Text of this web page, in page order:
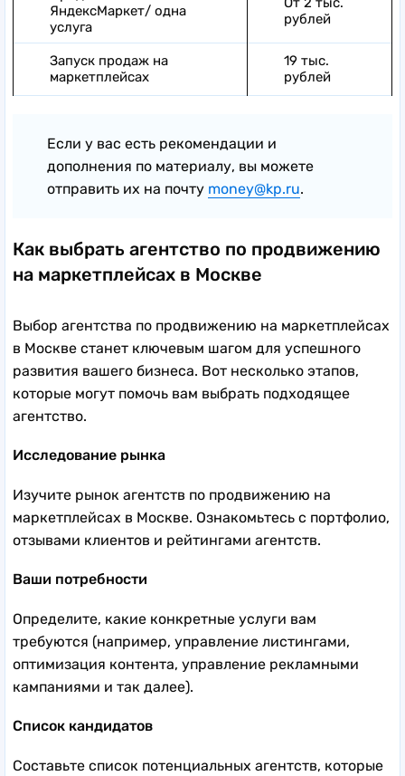
ЯндексМаркет/ одна
услуга
рублей
Запуск продаж на
маркетплейсах
19 тыс.
рублей
Если у вас есть рекомендации и
дополнения по материалу, вы можете
отправить их на почту money@kp.ru.
Как выбрать агентство по продвижению
на маркетплейсах в Москве
Выбор агентства по продвижению на маркетплейсах
в Москве станет ключевым шагом для успешного
развития вашего бизнеса. Вот несколько этапов,
которые могут помочь вам выбрать подходящее
агентство.
Исследование рынка
Изучите рынок агентств по продвижению на
маркетплейсах в Москве. Ознакомьтесь с портфолио,
отзывами клиентов и рейтингами агентств.
Ваши потребности
Определите, какие конкретные услуги вам
требуются (например, управление листингами,
оптимизация контента, управление рекламными
кампаниями и так далее).
Список кандидатов
Составьте список потенциальных агентств, которые